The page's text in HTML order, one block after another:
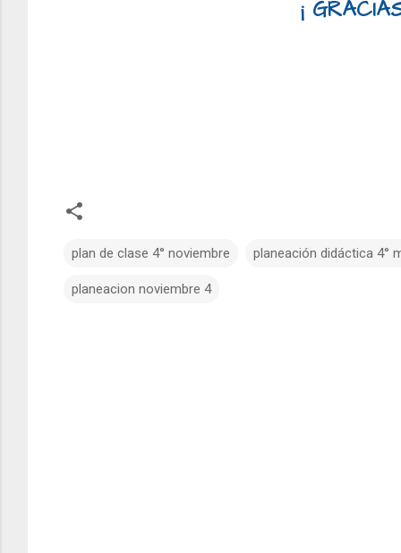
¡
plan de clase 4° noviembre planeación didáctica 4°
planeacion noviembre 4